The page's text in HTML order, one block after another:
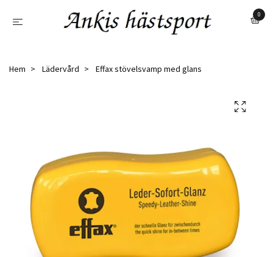
0
Hem Lädervård Effax stövelsvamp med glans